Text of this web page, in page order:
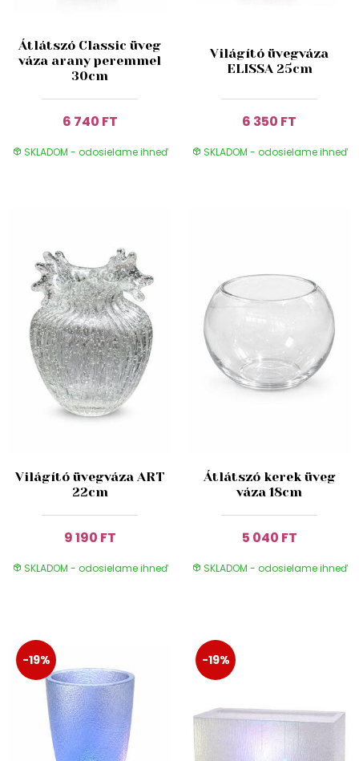
Átlátszó Classic üveg
váza arany peremmel
30cm
6 740 FT
SKLADOM - odosielame ihneď
Világító üvegváza
ELISSA 25cm
6 350 FT
SKLADOM - odosielame ihneď
Világító üvegváza ART
22cm
9 190 FT
SKLADOM - odosielame ihneď
Átlátszó kerek üveg
váza 18cm
5 040 FT
SKLADOM - odosielame ihneď
-19% -19%